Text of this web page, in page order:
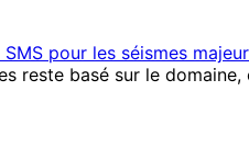
pour les séismes
reste basé sur le